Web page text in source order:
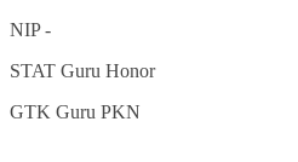
NIP-
STAT Guru Honor
GTK Guru PKN